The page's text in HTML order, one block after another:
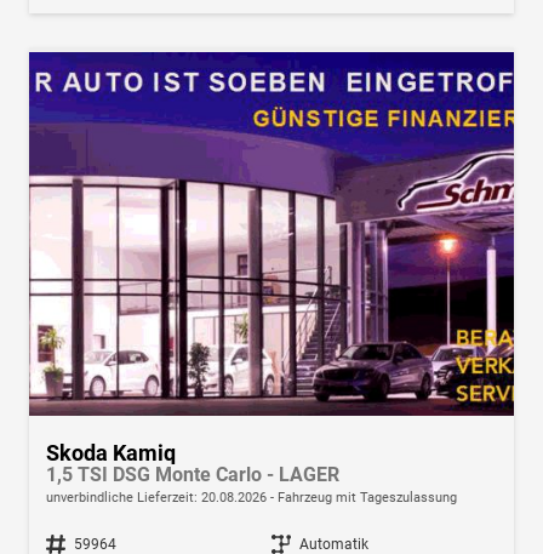
Skoda Kamiq
1,5 TSI DSG Monte Carlo - LAGER
unverbindliche Lieferzeit: 20.08.2026 Fahrzeug mit Tageszulassung
Fahrzeugnr. 59964 Getriebe Automatik